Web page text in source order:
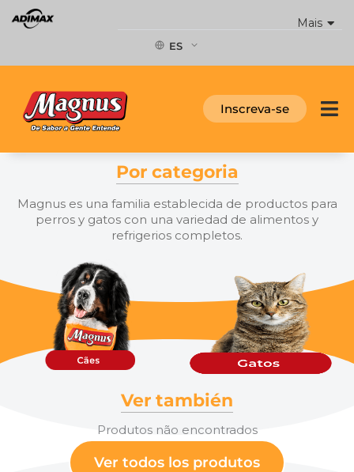
Mais
ES
Inscreva-se
Por categoria
Magnus es una familia establecida de productos para
perros y gatos con una variedad de alimentos y
refrigerios completos.
Ver también
Produtos não encontrados
Ver todos los produtos